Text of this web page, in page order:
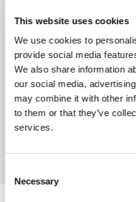
This website uses cookies
We use cookies to
provide social media
We also share information
our social media,
may combine it with other
to them or that they’ve
services.
Selection
Necessary
AÑADIR A COMPARAR